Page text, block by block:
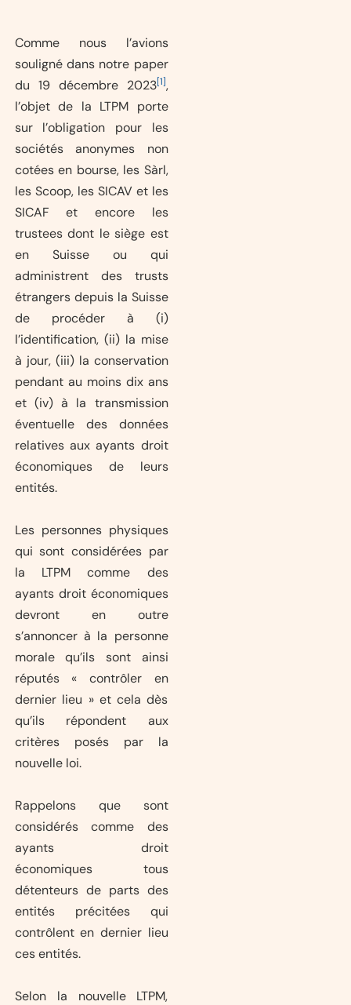
Comme nous l’avions
souligné dans notre paper
du 19 décembre 2023[1],
l’objet de la LTPM porte
sur l’obligation pour les
sociétés anonymes non
cotées en bourse, les Sàrl,
les Scoop, les SICAV et les
SICAF et encore les
trustees dont le siège est
en Suisse ou qui
administrent des trusts
étrangers depuis la Suisse
de procéder à (i)
l’identification, (ii) la mise
à jour, (iii) la conservation
pendant au moins dix ans
et (iv) à la transmission
éventuelle des données
relatives aux ayants droit
économiques de leurs
entités.
Les personnes physiques
qui sont considérées par
la LTPM comme des
ayants droit économiques
devront en outre
s’annoncer à la personne
morale qu’ils sont ainsi
réputés « contrôler en
dernier lieu » et cela dès
qu’ils répondent aux
critères posés par la
nouvelle loi.
Rappelons que sont
considérés comme des
ayants droit
économiques tous
détenteurs de parts des
entités précitées qui
contrôlent en dernier lieu
ces entités.
Selon la nouvelle LTPM,